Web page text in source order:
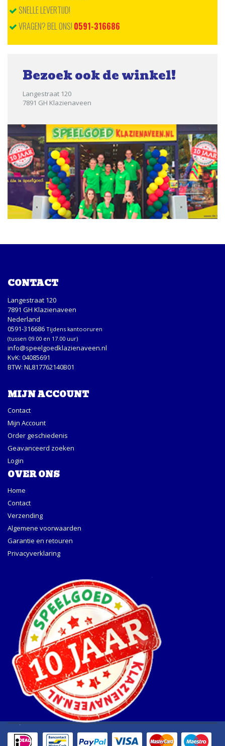
SNELLE LEVERTIJD!
VRAGEN? BEL ONS! 0591-316686
Bezoek ook de winkel!
Langestraat 120
7891 GH Klazienaveen
CONTACT
Langestraat 120
7891 GH Klazienaveen
Nederland
0591-316686 Tijdens kantooruren
(tussen 09.00 en 17.00 uur)
info@speelgoedklazienaveen.nl
KvK: 04085691
BTW: NL817762140B01
MIJN ACCOUNT
Contact
Mijn Account
Order geschiedenis
Geavanceerd zoeken
Login
OVER ONS
Home
Contact
Verzending
Algemene voorwaarden
Garantie en retouren
Privacyverklaring